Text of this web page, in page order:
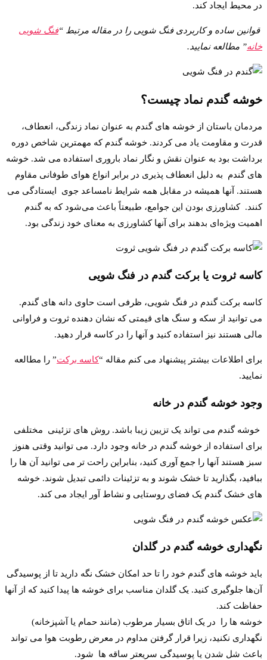
در محیط ایجاد کند.
قوانین ساده و کاربردی فنگ شویی را در مقاله مرتبط “فنگ شویی
خانه” مطالعه نمایید.
خوشه گندم نماد چیست؟
مردمان باستان از خوشه های گندم به عنوان نماد زندگی، انعطاف،
قدرت و مقاومت یاد می کردند. خوشه گندم که مهمترین شاخص دوره
برداشت بود به عنوان نقش و نگار نماد باروری استفاده می شد. خوشه
های گندم به دلیل انعطاف پذیری در برابر انواع هوای طوفانی مقاوم
هستند. آنها همیشه در مقابل همه شرایط نامساعد جوی ایستادگی می
کنند. کشاورزی بودن این جوامع، طبیعتاً باعث می‌شود که به گندم
اهمیت ویژه‌ای بدهند برای آنها کشاورزی به معنای خود زندگی بود.
کاسه ثروت یا برکت گندم در فنگ شویی
کاسه برکت گندم در فنگ شویی، ظرفی است حاوی دانه های گندم.
می توانید از سکه و سنگ های قیمتی که نشان دهنده ثروت و فراوانی
مالی هستند نیز استفاده کنید و آنها را در کاسه قرار دهید.
برای اطلاعات بیشتر پیشنهاد می کنم مقاله “کاسه برکت” را مطالعه
نمایید.
وجود خوشه گندم در خانه
خوشه گندم می تواند یک تزیین زیبا باشد. روش های تزئینی مختلفی
برای استفاده از خوشه گندم در خانه وجود دارد. می توانید وقتی هنوز
سبز هستند آنها را جمع آوری کنید، بنابراین راحت تر می توانید آن ها را
ببافید، بگذارید تا خشک شوند و به تزئینات دائمی تبدیل شوند. خوشه
های خشک گندم یک فضای روستایی و نشاط آور ایجاد می کند.
نگهداری خوشه گندم در گلدان
باید خوشه های گندم خود را تا حد امکان خشک نگه دارید تا از پوسیدگی
آن‌ها جلوگیری کنید. یک گلدان مناسب برای خوشه ها پیدا کنید که از آنها
حفاظت کند.
خوشه ها را در یک اتاق بسیار مرطوب (مانند حمام یا آشپزخانه)
نگهداری نکنید، زیرا قرار گرفتن مداوم در معرض رطوبت هوا می تواند
باعث شل شدن یا پوسیدگی سریعتر ساقه ها شود.